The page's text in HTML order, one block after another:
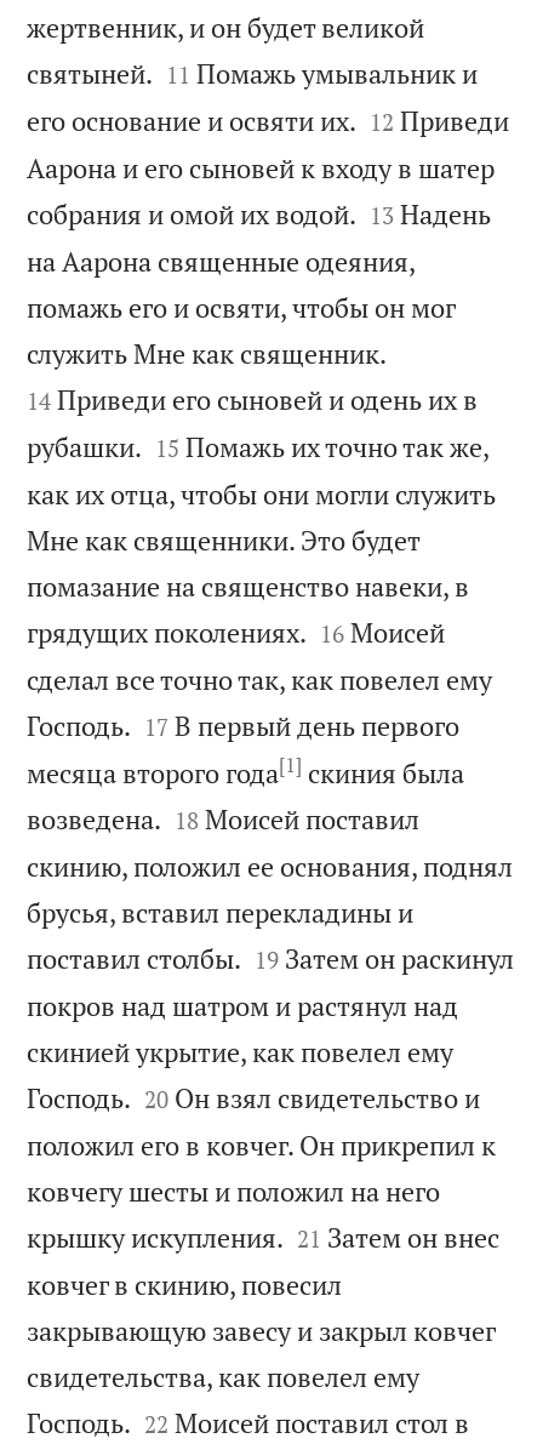
жертвенник, и он будет великой
святыней. 

11 Помажь умывальник и
его основание и освяти их. 

12 Приведи
Аарона и его сыновей к входу в шатер
собрания и омой их водой. 

13 Надень
на Аарона священные одеяния,
помажь его и освяти, чтобы он мог
служить Мне как священник.
14 Приведи его сыновей и одень их в
рубашки. 

15 Помажь их точно так же,
как их отца, чтобы они могли служить
Мне как священники. Это будет
помазание на священство навеки, в
грядущих поколениях. 

16 Моисей
сделал все точно так, как повелел ему
Господь. 

17 В первый день первого
месяца второго года[1] скиния была
возведена. 

18 Моисей поставил
скинию, положил ее основания, поднял
брусья, вставил перекладины и
поставил столбы. 

19 Затем он раскинул
покров над шатром и растянул над
скинией укрытие, как повелел ему
Господь. 

20 Он взял свидетельство и
положил его в ковчег. Он прикрепил к
ковчегу шесты и положил на него
крышку искупления. 

21 Затем он внес
ковчег в скинию, повесил
закрывающую завесу и закрыл ковчег
свидетельства, как повелел ему
Господь. 

22 Моисей поставил стол в